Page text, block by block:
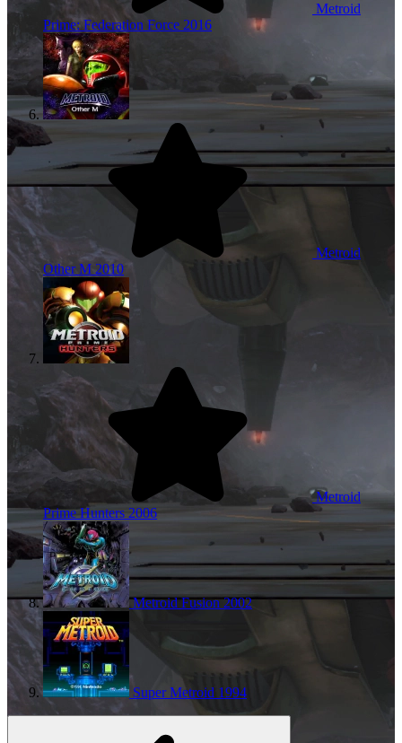
Metroid
Prime: Federation Force 2016
Metroid
Other M 2010
Metroid
Prime Hunters 2006
Metroid Fusion2002
Super Metroid 1994